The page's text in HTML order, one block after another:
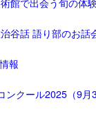
館で出会う旬の体
谷話 語り部のお話
報
ンクール2025（9月